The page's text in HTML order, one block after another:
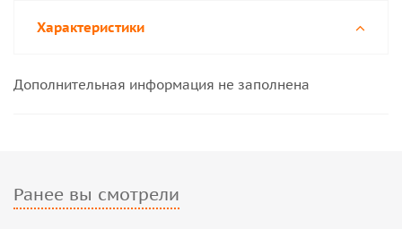
Характеристики
Дополнительная информация не заполнена
Ранее вы смотрели